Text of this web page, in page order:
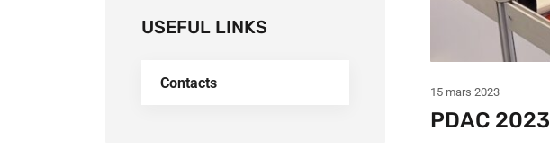
15 mars 2023
PDAC 2023
USEFUL LINKS
Contacts